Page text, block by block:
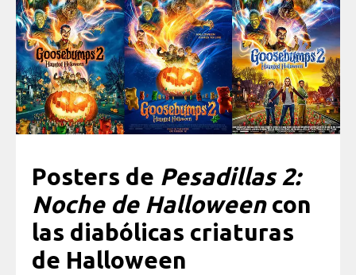
Posters de Pesadillas 2:
Noche de Halloweencon
las diabólicas criaturas
de Halloween